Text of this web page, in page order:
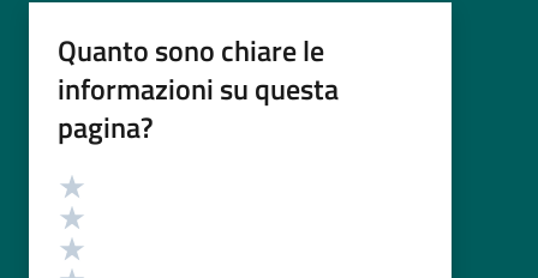
Quanto sono chiare le
informazioni su questa
pagina?
Valutazione